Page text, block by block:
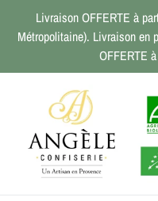
contenu
Livraison OFFERTE à
Métropolitaine). Livraison en
OFFERTE